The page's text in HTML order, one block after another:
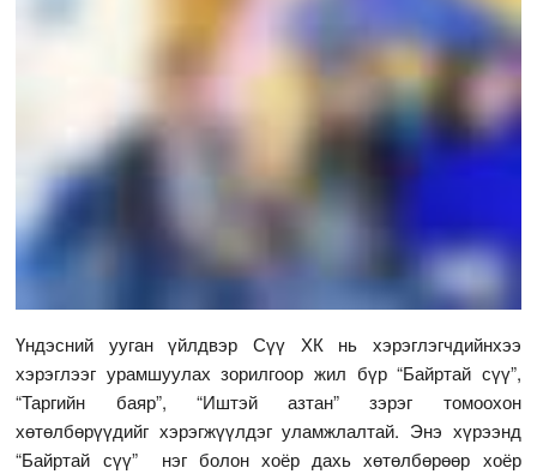
Үндэсний ууган үйлдвэр Сүү ХК нь хэрэглэгчдийнхээ
хэрэглээг урамшуулах зорилгоор жил бүр “Байртай сүү”,
“Таргийн баяр”, “Иштэй азтан” зэрэг томоохон
хөтөлбөрүүдийг хэрэгжүүлдэг уламжлалтай. Энэ хүрээнд
“Байртай сүү” нэг болон хоёр дахь хөтөлбөрөөр хоёр